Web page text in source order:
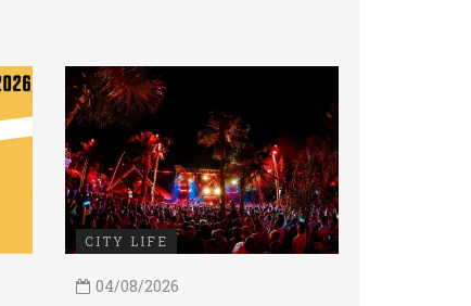
CITY LIFE
04/08/2026